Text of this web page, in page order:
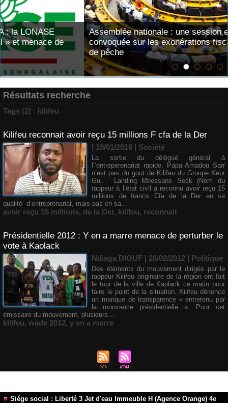
Assemblée nationale : une session extraordinaire
convoquée sur les exonérations fiscales et les licences
de pêche
Résultats recherche
Tags (2) : kilifeu
Kilifeu reconnait avoir reçu 15 millions F cfa de la Der
| 18/01/2019 | Société
La sortie du délégué général à
l’’entreperenariat rapide, Papa Amadou Sarr
n’est pas du gout de Kilifeu du Groupe Keur
Gui. Landing Mbessane Seck (Nom du
rappeur à l’état civil a reconnu avoir reçu 15
millions de francs Cfa de la Der en sa
qualité d’entreprenariat, mais pas en sa...
avoir reçu 15 millions, de la Der, kilifeu, reconnait
Présidentielle 2012 : Y en a marre menace de perturber le
vote à Kaolack
Ndiaga DIOUF | 26/02/2012 | Politique
Des éléments du mouvement dirigés par le
rappeur Kilifeu originaire de la région ont fait
le tour de la ville de Kaolack ce matin pour
faire le point de la situation. Kilifeu dénonce
un manque de transparence « entretenu par
la mouvance présidentielle ». Pour cet
émissaire du mouvement, plusieurs...
kilifeu, wade 2012, y en a marre
Siége social : Liberté 3 Jet d'eau Immeuble H (Agence Orange) 4e